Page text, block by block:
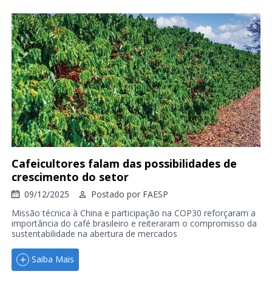
Cafeicultores falam das possibilidades de
crescimento do setor
09/12/2025 Postado por FAESP
Missão técnica à China e participação na COP30 reforçaram a
importância do café brasileiro e reiteraram o compromisso da
sustentabilidade na abertura de mercados
Saiba Mais